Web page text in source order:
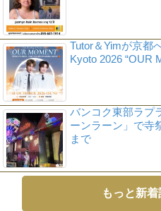
Tutor＆Yimが京都
Kyoto 2026 “OUR
バンコク東部ラプ
ーンラーン」で
まで
もっと新